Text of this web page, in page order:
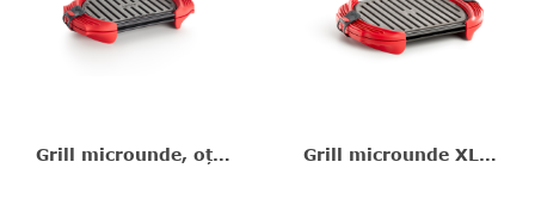
Grill microunde, oțel/silicon platinat, roșu, 25.2X14.7X5.4 cm, Lékué - 8710755881787 Grill microunde XL, oțel/silicon, roșu, 27X20.7X4.4 cm, Lékué - 8710755881800